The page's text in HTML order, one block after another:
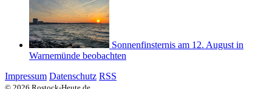
Sonnenfinsternis am 12. August in
Warnemünde beobachten
Impressum Datenschutz RSS